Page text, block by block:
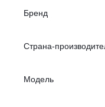
Бренд
Страна-
Модель